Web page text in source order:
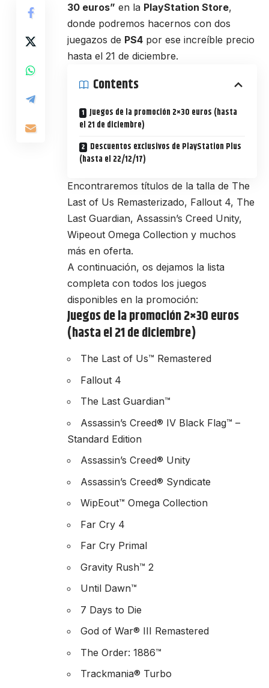
30 euros” en la PlayStation Store,
donde podremos hacernos con dos
juegazos de PS4 por ese increíble precio
hasta el 21 de diciembre.
Contents
Juegos de la promoción 2×30 euros (hasta
el 21 de diciembre)
Descuentos exclusivos de PlayStation Plus
(hasta el 22/12/17)
Encontraremos títulos de la talla de The
Last of Us Remasterizado, Fallout 4, The
Last Guardian, Assassin’s Creed Unity,
Wipeout Omega Collection y muchos
más en oferta.
A continuación, os dejamos la lista
completa con todos los juegos
disponibles en la promoción:
Juegos de la promoción 2×30 euros
(hasta el 21 de diciembre)
The Last of Us™ Remastered
Fallout 4
The Last Guardian™
Assassin’s Creed® IV Black Flag™ –
Standard Edition
Assassin’s Creed® Unity
Assassin’s Creed® Syndicate
WipEout™ Omega Collection
Far Cry 4
Far Cry Primal
Gravity Rush™ 2
Until Dawn™
7 Days to Die
God of War® III Remastered
The Order: 1886™
Trackmania® Turbo